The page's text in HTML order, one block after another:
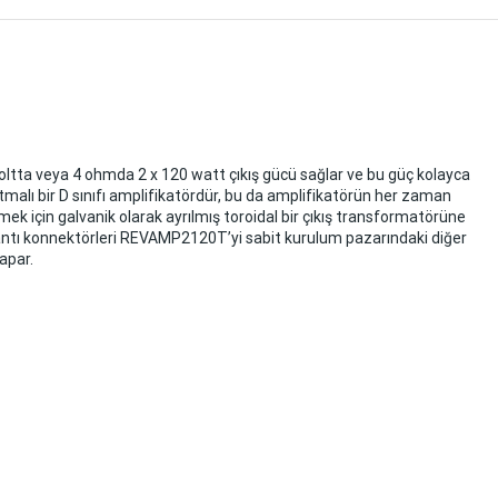
veya 4 ohmda 2 x 120 watt çıkış gücü sağlar ve bu güç kolayca
bir D sınıfı amplifikatördür, bu da amplifikatörün her zaman
için galvanik olarak ayrılmış toroidal bir çıkış transformatörüne
konnektörleri REVAMP2120T’yi sabit kurulum pazarındaki diğer